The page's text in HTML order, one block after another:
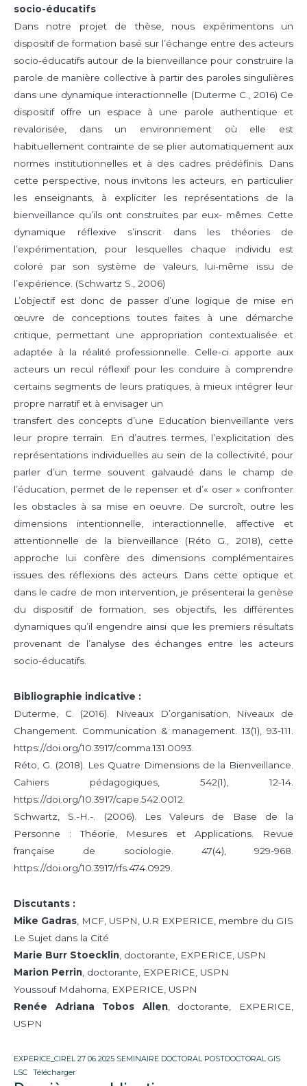
socio-éducatifs
Dans notre projet de thèse, nous expérimentons un
dispositif de formation basé sur l’échange entre des acteurs
socio-éducatifs autour de la bienveillance pour construire la
parole de manière collective à partir des paroles singulières
dans une dynamique interactionnelle (Duterme C., 2016) Ce
dispositif offre un espace à une parole authentique et
revalorisée, dans un environnement où elle est
habituellement contrainte de se plier automatiquement aux
normes institutionnelles et à des cadres prédéfinis. Dans
cette perspective, nous invitons les acteurs, en particulier
les enseignants, à expliciter les représentations de la
bienveillance qu’ils ont construites par eux- mêmes. Cette
dynamique réflexive s’inscrit dans les théories de
l’expérimentation, pour lesquelles chaque individu est
coloré par son système de valeurs, lui-même issu de
l’expérience. (Schwartz S., 2006)
L’objectif est donc de passer d’une logique de mise en
œuvre de conceptions toutes faites à une démarche
critique, permettant une appropriation contextualisée et
adaptée à la réalité professionnelle. Celle-ci apporte aux
acteurs un recul réflexif pour les conduire à comprendre
certains segments de leurs pratiques, à mieux intégrer leur
propre narratif et à envisager un
transfert des concepts d’une Education bienveillante vers
leur propre terrain. En d’autres termes, l’explicitation des
représentations individuelles au sein de la collectivité, pour
parler d’un terme souvent galvaudé dans le champ de
l’éducation, permet de le repenser et d’« oser » confronter
les obstacles à sa mise en oeuvre. De surcroît, outre les
dimensions intentionnelle, interactionnelle, affective et
attentionnelle de la bienveillance (Réto G., 2018), cette
approche lui confère des dimensions complémentaires
issues des réflexions des acteurs. Dans cette optique et
dans le cadre de mon intervention, je présenterai la genèse
du dispositif de formation, ses objectifs, les différentes
dynamiques qu’il engendre ainsi que les premiers résultats
provenant de l’analyse des échanges entre les acteurs
socio-éducatifs.
Bibliographie indicative :
Duterme, C. (2016). Niveaux D’organisation, Niveaux de
Changement. Communication & management. 13(1), 93-111.
https://doi.org/10.3917/comma.131.0093.
Réto, G. (2018). Les Quatre Dimensions de la Bienveillance.
Cahiers pédagogiques, 542(1), 12-14.
https://doi.org/10.3917/cape.542.0012.
Schwartz, S.-H.-. (2006). Les Valeurs de Base de la
Personne : Théorie, Mesures et Applications. Revue
française de sociologie. 47(4), 929-968.
https://doi.org/10.3917/rfs.474.0929.
Discutants :
Mike Gadras, MCF, USPN, U.R EXPERICE, membre du GIS
Le Sujet dans la Cité
Marie Burr Stoecklin, doctorante, EXPERICE, USPN
Marion Perrin, doctorante, EXPERICE, USPN
Youssouf Mdahoma, EXPERICE, USPN
Renée Adriana Tobos Allen, doctorante, EXPERICE,
USPN
EXPERICE_CIREL 27 06 2025 SEMINAIRE DOCTORAL POSTDOCTORAL GIS
LSC Télécharger